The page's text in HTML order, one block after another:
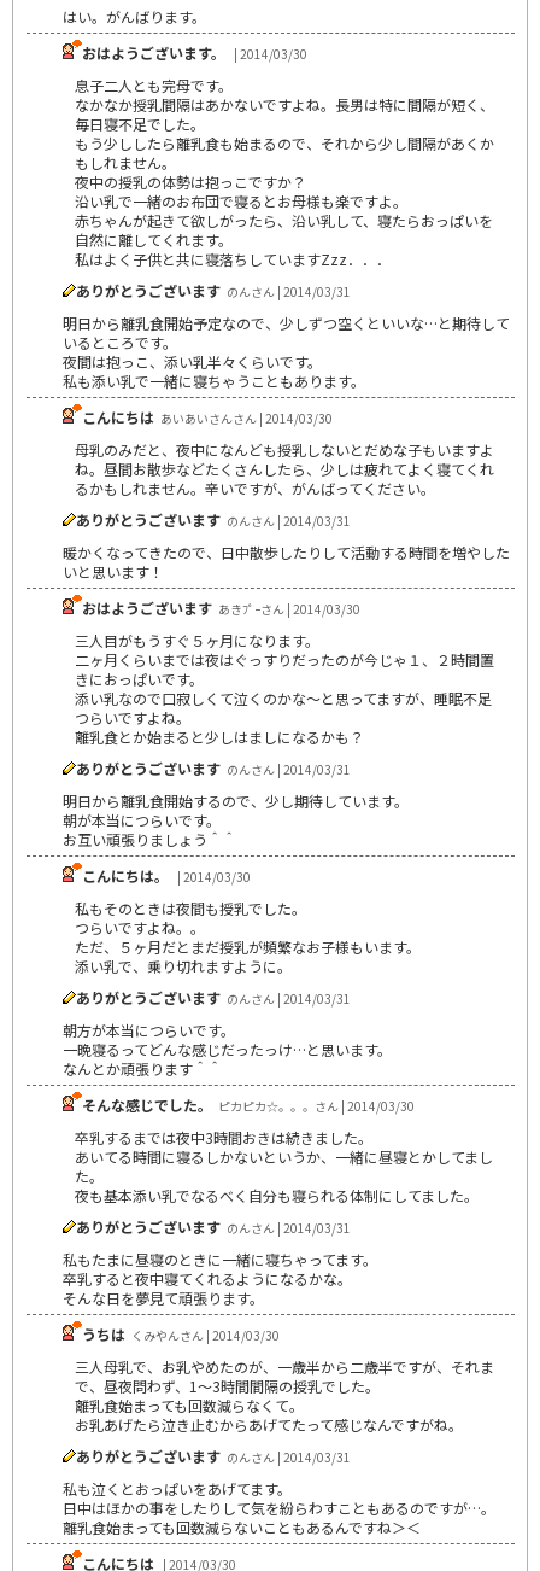
はい。がんばります。
おはようございます。
| 2014/03/30
息子二人とも完母です。
なかなか授乳間隔はあかないですよね。長男は特に間隔が短く、
毎日寝不足でした。
もう少ししたら離乳食も始まるので、それから少し間隔があくか
もしれません。
夜中の授乳の体勢は抱っこですか？
沿い乳で一緒のお布団で寝るとお母様も楽ですよ。
赤ちゃんが起きて欲しがったら、沿い乳して、寝たらおっぱいを
自然に離してくれます。
私はよく子供と共に寝落ちしていますZzz．．．
ありがとうございます のんさん | 2014/03/31
明日から離乳食開始予定なので、少しずつ空くといいな…と期待して
いるところです。
夜間は抱っこ、添い乳半々くらいです。
私も添い乳で一緒に寝ちゃうこともあります。
こんにちは あいあいさんさん | 2014/03/30
母乳のみだと、夜中になんども授乳しないとだめな子もいますよ
ね。昼間お散歩などたくさんしたら、少しは疲れてよく寝てくれ
るかもしれません。辛いですが、がんばってください。
ありがとうございます のんさん | 2014/03/31
暖かくなってきたので、日中散歩したりして活動する時間を増やした
いと思います！
おはようございます あきﾌﾟｰさん | 2014/03/30
三人目がもうすぐ５ヶ月になります。
二ヶ月くらいまでは夜はぐっすりだったのが今じゃ１、２時間置
きにおっぱいです。
添い乳なので口寂しくて泣くのかな～と思ってますが、睡眠不足
つらいですよね。
離乳食とか始まると少しはましになるかも？
ありがとうございます のんさん | 2014/03/31
明日から離乳食開始するので、少し期待しています。
朝が本当につらいです。
お互い頑張りましょう＾＾
こんにちは。
| 2014/03/30
私もそのときは夜間も授乳でした。
つらいですよね。。
ただ、５ヶ月だとまだ授乳が頻繁なお子様もいます。
添い乳で、乗り切れますように。
ありがとうございます のんさん | 2014/03/31
朝方が本当につらいです。
一晩寝るってどんな感じだったっけ…と思います。
なんとか頑張ります＾＾
そんな感じでした。
ピカピカ☆。。。さん | 2014/03/30
卒乳するまでは夜中3時間おきは続きました。
あいてる時間に寝るしかないというか、一緒に昼寝とかしてまし
た。
夜も基本添い乳でなるべく自分も寝られる体制にしてました。
ありがとうございます のんさん | 2014/03/31
私もたまに昼寝のときに一緒に寝ちゃってます。
卒乳すると夜中寝てくれるようになるかな。
そんな日を夢見て頑張ります。
うちは くみやんさん | 2014/03/30
三人母乳で、お乳やめたのが、一歳半から二歳半ですが、それま
で、昼夜問わず、1〜3時間間隔の授乳でした。
離乳食始まっても回数減らなくて。
お乳あげたら泣き止むからあげてたって感じなんですがね。
ありがとうございます のんさん | 2014/03/31
私も泣くとおっぱいをあげてます。
日中はほかの事をしたりして気を紛らわすこともあるのですが…。
離乳食始まっても回数減らないこともあるんですね＞＜
こんにちは | 2014/03/30